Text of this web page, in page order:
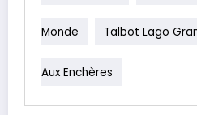
Monde Talbot Lago
Aux Enchères